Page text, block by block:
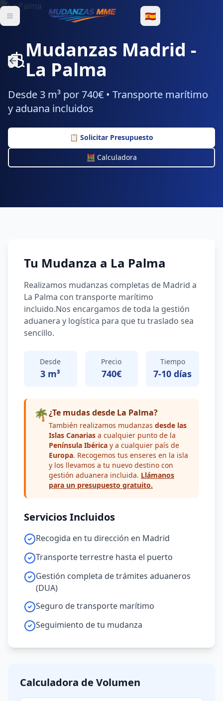
🇪🇸
Mudanzas Madrid -
La Palma
Desde 3 m³ por740€ • Transporte marítimo
y aduana incluidos
📋 Solicitar Presupuesto
🧮 Calculadora
Tu Mudanza a La Palma
Realizamos mudanzas completas de Madrid a
La Palma con transporte marítimo
incluido.Nos encargamos de toda la gestión
aduanera y logística para que tu traslado sea
sencillo.
Desde
3 m³
Precio
740€
Tiempo
7-10días
🌴¿Te mudas desde La Palma?
También realizamos mudanzas desde las
Islas Canarias a cualquier punto de la
Península Ibérica y a cualquier país de
Europa. Recogemos tus enseres en la isla
y los llevamos a tu nuevo destino con
gestión aduanera incluida. Llámanos
para un presupuesto gratuito.
Servicios Incluidos
Recogida en tu dirección en Madrid
Transporte terrestre hasta el puerto
Gestión completa de trámites aduaneros
(DUA)
Seguro de transporte marítimo
Seguimiento de tu mudanza
Calculadora de Volumen